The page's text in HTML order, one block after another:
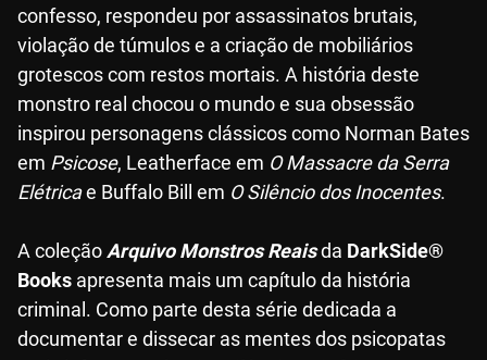
confesso, respondeu por assassinatos brutais,
violação de túmulos e a criação de mobiliários
grotescos com restos mortais. A história deste
monstro real chocou o mundo e sua obsessão
inspirou personagens clássicos como Norman Bates
em Psicose, Leatherface em O Massacre da Serra
Elétricae Buffalo Bill em O Silêncio dos Inocentes.
A coleção Arquivo Monstros Reaisda DarkSide®
Books apresenta mais um capítulo da história
criminal. Como parte desta série dedicada a
documentar e dissecar as mentes dos psicopatas